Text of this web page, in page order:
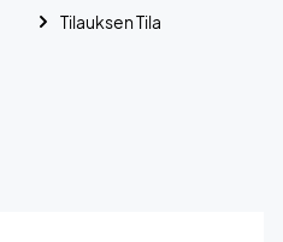
Tilauksen Tila